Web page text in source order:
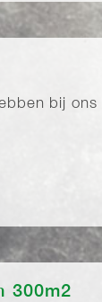
bij ons
300m2